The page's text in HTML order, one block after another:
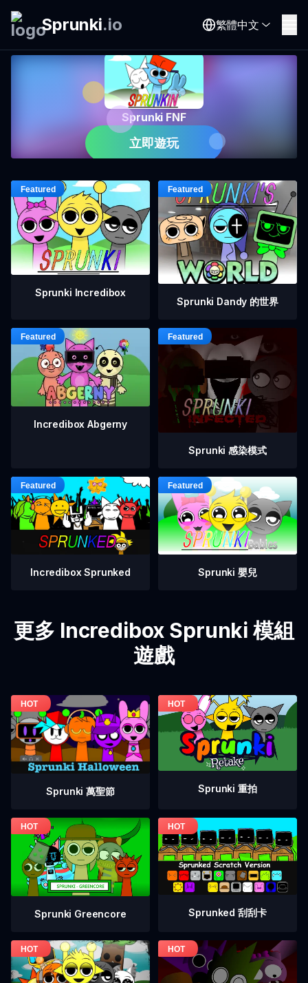
Sprunki.io 繁體中文
Sprunki FNF
立即遊玩
Sprunki Incredibox
Sprunki Dandy 的世界
Incredibox Abgerny
Sprunki 感染模式
Incredibox Sprunked Sprunki 嬰兒
更多 Incredibox Sprunki 模組
遊戲
Sprunki 萬聖節 Sprunki 重拍
Sprunki Greencore Sprunked 刮刮卡